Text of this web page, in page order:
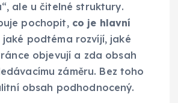
ale u čitelné struktury.
pochopit, co je hlavní
jaké podtéma rozvíjí, jaké
objevují a zda obsah
záměru. Bez toho
obsah podhodnocený.